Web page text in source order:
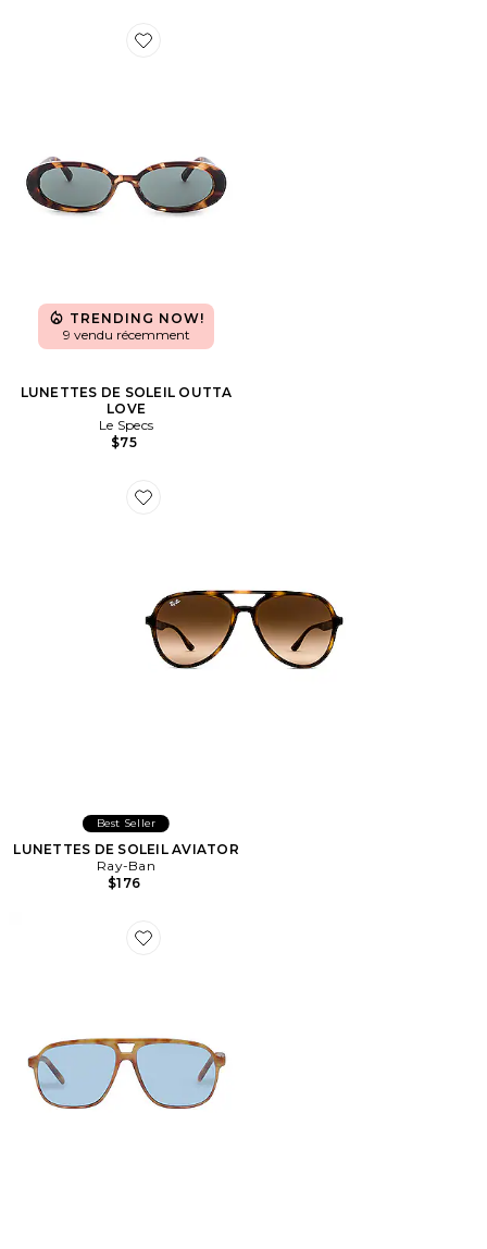
Favorite LUNETTES DE SOLEIL OUTTA LOVE
TRENDING NOW!
9 vendu récemment
LUNETTES DE SOLEIL OUTTA
LOVE
Le Specs
$75
Favorite LUNETTES DE SOLEIL AVIATOR
Best Seller
LUNETTES DE SOLEIL AVIATOR
Ray-Ban
$176
Favorite LUNETTES DE SOLEIL MONOCEROS